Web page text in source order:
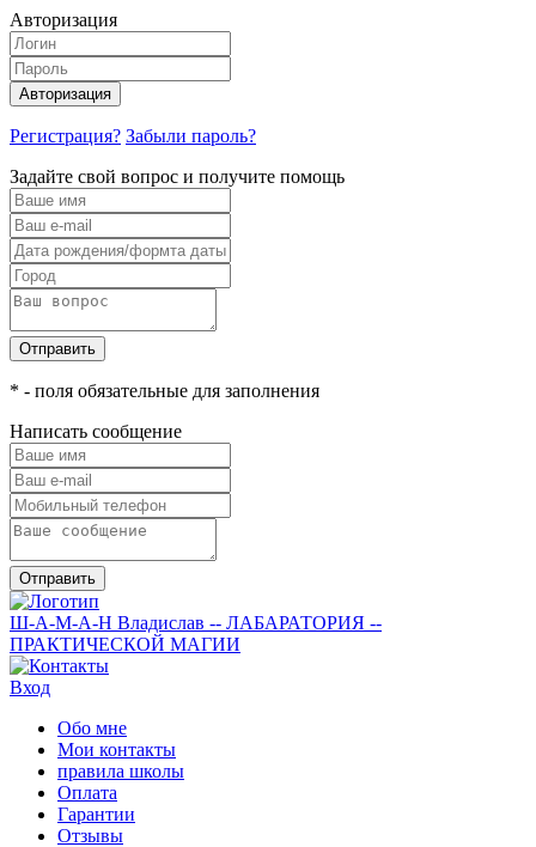
Авторизация
Авторизация
Регистрация? Забыли пароль?
Задайте свой вопрос и получите помощь
Отправить
* - поля обязательные для заполнения
Написать сообщение
Отправить
Ш-А-М-А-Н Владислав -- ЛАБАРАТОРИЯ --
ПРАКТИЧЕСКОЙ МАГИИ
Вход
Обо мне
Мои контакты
правила школы
Оплата
Гарантии
Отзывы